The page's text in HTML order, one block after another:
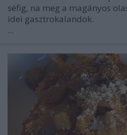
séfig, na meg a magányos
idei gasztrokalandok.
...